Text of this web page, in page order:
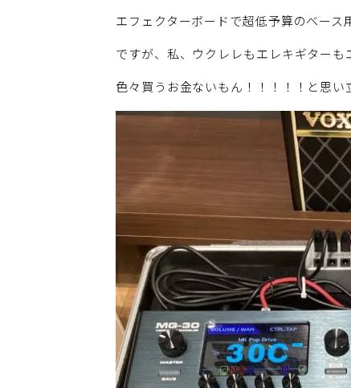
エフェクターボードで超低予算のベース
ですが、私、ウクレレもエレキギターも
色々買うお金ないもん！！！！！と思い